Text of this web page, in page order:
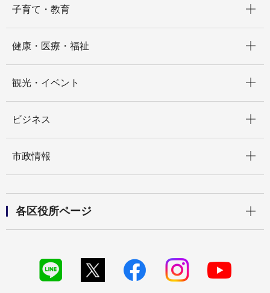
子育て・教育
健康・医療・福祉
観光・イベント
ビジネス
市政情報
各区役所ページ